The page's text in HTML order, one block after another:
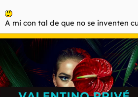
A mi con tal de que no se inventen